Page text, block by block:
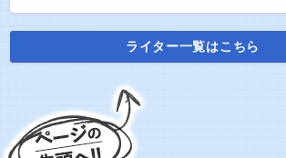
ライター一覧はこちら